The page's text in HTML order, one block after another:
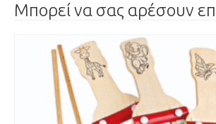
Μπορεί να σας αρέσουν